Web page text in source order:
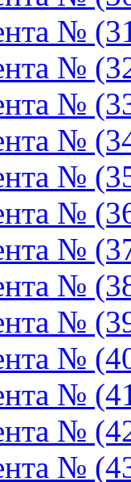
№
№
№
№
№
№
№
№
№
№
№
№
№